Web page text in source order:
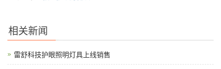
相关新闻
雷舒科技护眼照明灯具上线销售